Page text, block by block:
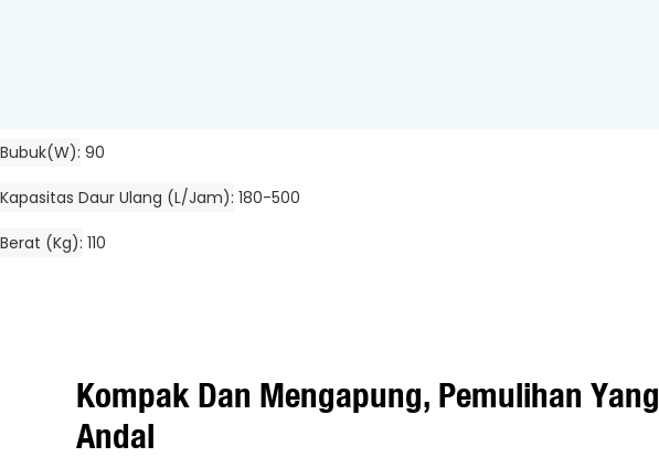
Bubuk(w) 90
Kapasitas Daur Ulang (L/jam) 180-500
Berat (kg) 110
Kompak Dan Mengapung, Pemulihan Yang
Andal